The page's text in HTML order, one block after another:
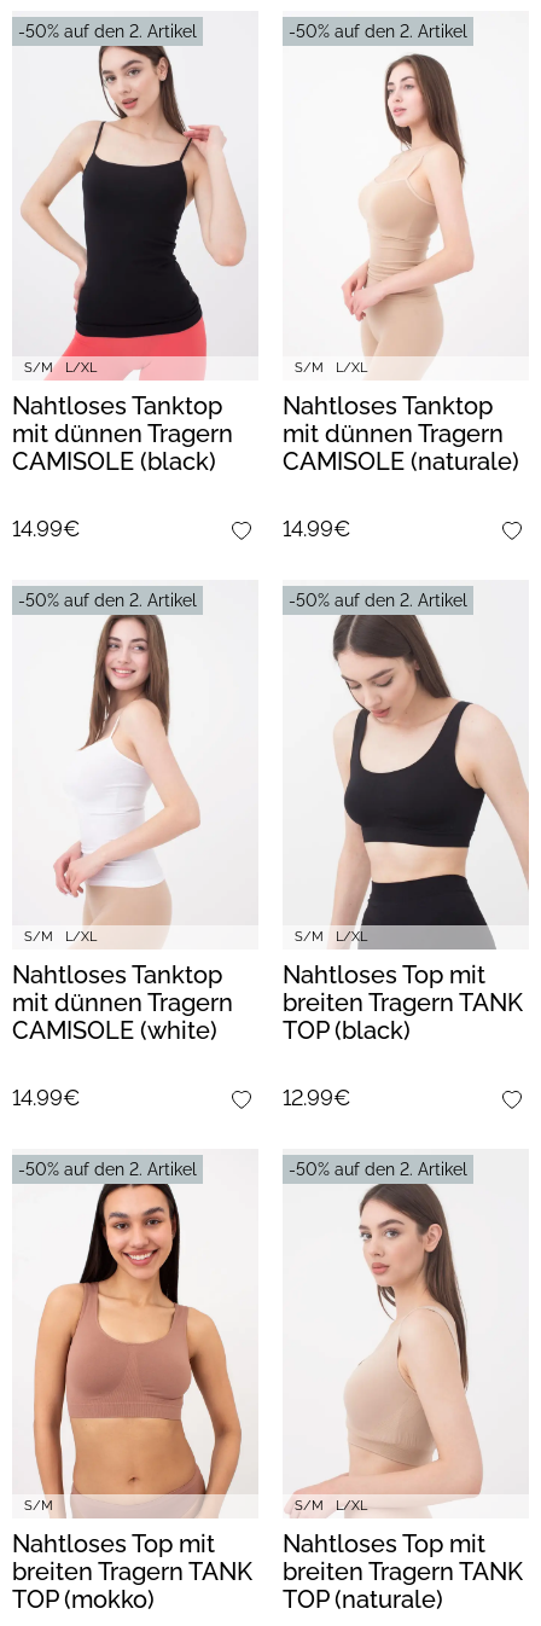
S/M L/XL
-50% auf den 2. Artikel
Nahtloses Tanktop
mit dünnen Tragern
CAMISOLE (black)
14.99€
S/M L/XL
-50% auf den 2. Artikel
Nahtloses Tanktop
mit dünnen Tragern
CAMISOLE (naturale)
14.99€
S/M L/XL
-50% auf den 2. Artikel
Nahtloses Tanktop
mit dünnen Tragern
CAMISOLE (white)
14.99€
S/M L/XL
-50% auf den 2. Artikel
Nahtloses Top mit
breiten Tragern TANK
TOP (black)
12.99€
S/M
-50% auf den 2. Artikel
Nahtloses Top mit
breiten Tragern TANK
TOP (mokko)
S/M L/XL
-50% auf den 2. Artikel
Nahtloses Top mit
breiten Tragern TANK
TOP (naturale)